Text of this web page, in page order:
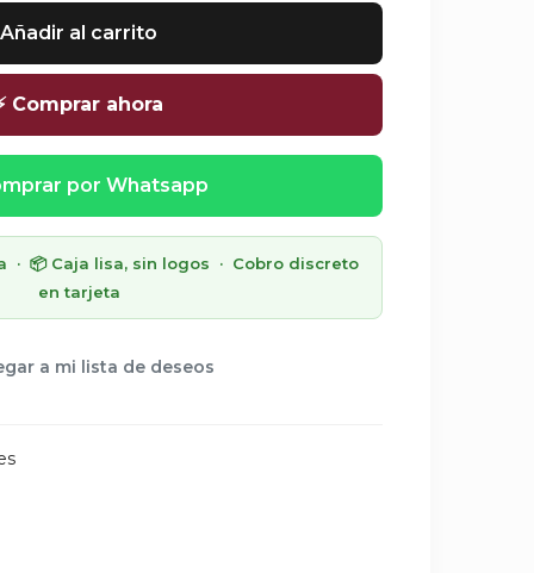
Añadir al carrito
Comprar ahora
por Whatsapp
· 📦 Caja lisa, sin logos · Cobro discreto
en tarjeta
a mi lista de deseos